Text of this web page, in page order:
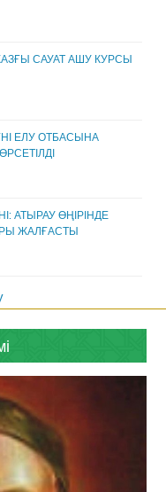
САУАТ АШУ КУРСЫ
ЕЛУ ОТБАСЫНА
АТЫРАУ ӨҢІРІНДЕ
ЖАЛҒАСТЫ